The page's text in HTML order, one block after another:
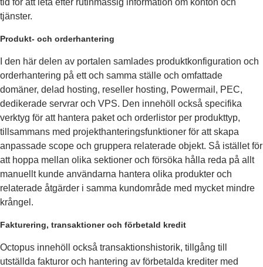
tjänster.
Produkt- och orderhantering
I den här delen av portalen samlades produktkonfiguration och
orderhantering på ett och samma ställe och omfattade
domäner, delad hosting, reseller hosting, Powermail, PEC,
dedikerade servrar och VPS. Den innehöll också specifika
verktyg för att hantera paket och orderlistor per produkttyp,
tillsammans med projekthanteringsfunktioner för att skapa
anpassade scope och gruppera relaterade objekt. Så istället för
att hoppa mellan olika sektioner och försöka hålla reda på allt
manuellt kunde användarna hantera olika produkter och
relaterade åtgärder i samma kundområde med mycket mindre
krångel.
Fakturering, transaktioner och förbetald kredit
Octopus innehöll också transaktionshistorik, tillgång till
utställda fakturor och hantering av förbetalda krediter med